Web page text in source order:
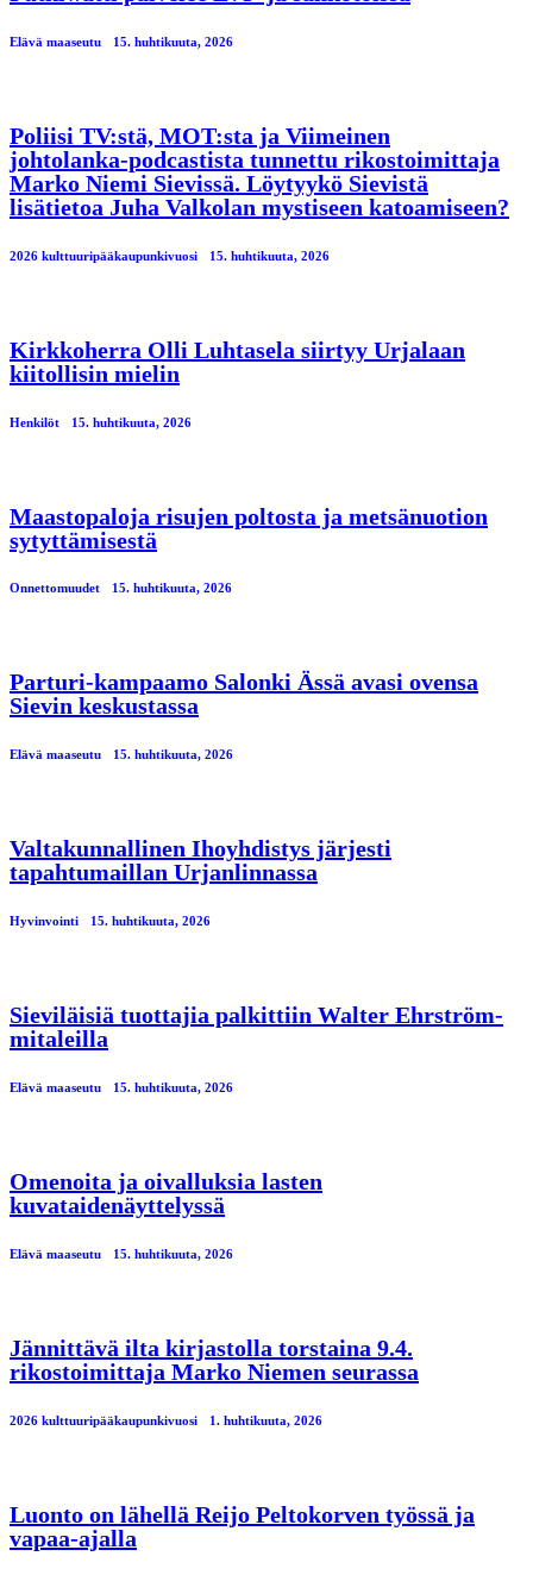
Elävä maaseutu 15. huhtikuuta, 2026
Poliisi TV:stä, MOT:sta ja Viimeinen
johtolanka-podcastista tunnettu rikostoimittaja
Marko Niemi Sievissä. Löytyykö Sievistä
lisätietoa Juha Valkolan mystiseen katoamiseen?
2026 kulttuuripääkaupunkivuosi 15. huhtikuuta, 2026
Kirkkoherra Olli Luhtasela siirtyy Urjalaan
kiitollisin mielin
Henkilöt 15. huhtikuuta, 2026
Maastopaloja risujen poltosta ja metsänuotion
sytyttämisestä
Onnettomuudet 15. huhtikuuta, 2026
Parturi-kampaamo Salonki Ässä avasi ovensa
Sievin keskustassa
Elävä maaseutu 15. huhtikuuta, 2026
Valtakunnallinen Ihoyhdistys järjesti
tapahtumaillan Urjanlinnassa
Hyvinvointi 15. huhtikuuta, 2026
Sieviläisiä tuottajia palkittiin Walter Ehrström-
mitaleilla
Elävä maaseutu 15. huhtikuuta, 2026
Omenoita ja oivalluksia lasten
kuvataidenäyttelyssä
Elävä maaseutu 15. huhtikuuta, 2026
Jännittävä ilta kirjastolla torstaina 9.4.
rikostoimittaja Marko Niemen seurassa
2026 kulttuuripääkaupunkivuosi 1. huhtikuuta, 2026
Luonto on lähellä Reijo Peltokorven työssä ja
vapaa-ajalla